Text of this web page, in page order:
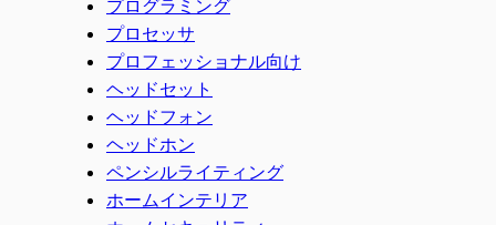
プログラミング
プロセッサ
プロフェッショナル向け
ヘッドセット
ヘッドフォン
ヘッドホン
ペンシルライティング
ホームインテリア